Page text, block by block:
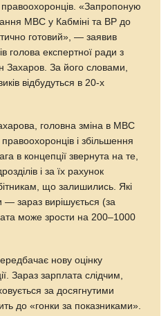
правоохоронців. «Запропоную
МВС у Кабміні та ВР до
готовий», — заявив
голова експертної ради з
За його словами,
відбудуться в 20-х
головна зміна в МВС
і збільшення
в концепції звернута на те,
і за їх рахунок
що залишились. Які
— зараз вирішується (за
може зрости на 200–1000
нову оцінку
Зараз зарплата слідчим,
за досягнутими
до «гонки за показниками».